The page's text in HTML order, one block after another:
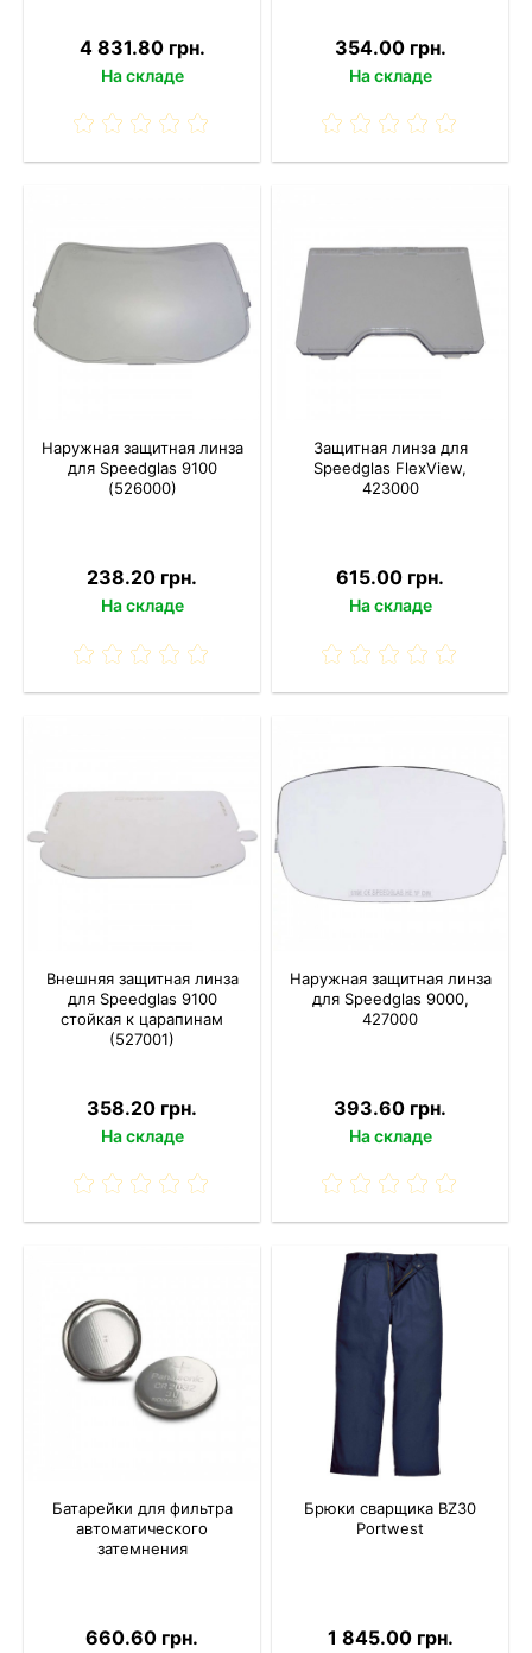
4 831.80 грн.
На складе
354.00 грн.
На складе
Наружная защитная линза
для Speedglas 9100
(526000)
238.20 грн.
На складе
Защитная линза для
Speedglas FlexView,
423000
615.00 грн.
На складе
Внешняя защитная линза
для Speedglas 9100
стойкая к царапинам
(527001)
358.20 грн.
На складе
Наружная защитная линза
для Speedglas 9000,
427000
393.60 грн.
На складе
Батарейки для фильтра
автоматического
затемнения
660.60 грн.
Брюки сварщика BZ30
Portwest
1 845.00 грн.